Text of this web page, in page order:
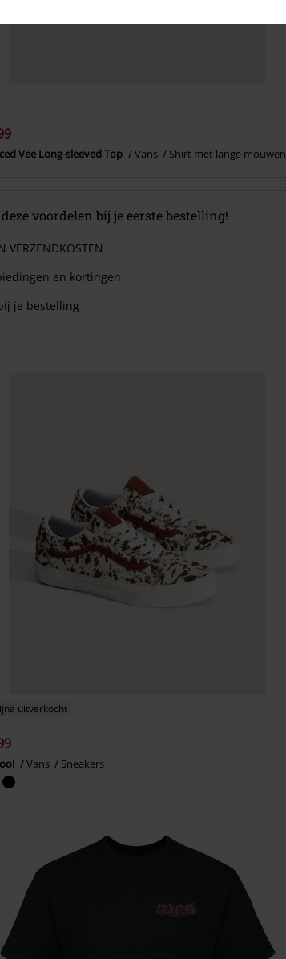
Vee Long-sleeved Top Vans Shirt met lange mouwen
voordelen bij je eerste bestelling!
VERZENDKOSTEN
en kortingen
je bestelling
uitverkocht
Vans Sneakers